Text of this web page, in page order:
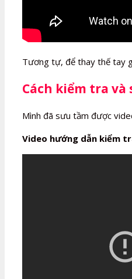
Tương tự, để thay thế tay
Cách kiểm tra và
Mình đã sưu tầm được
Video hướng dẫn kiểm